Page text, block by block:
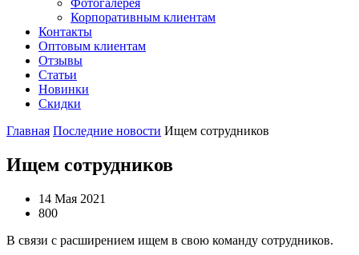
Фотогалерея
Корпоративным клиентам
Контакты
Оптовым клиентам
Отзывы
Статьи
Новинки
Скидки
Главная Последние новости Ищем сотрудников
Ищем сотрудников
14 Мая 2021
800
В связи с расширением ищем в свою команду сотрудников.